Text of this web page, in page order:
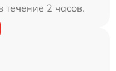
течение 2 часов.